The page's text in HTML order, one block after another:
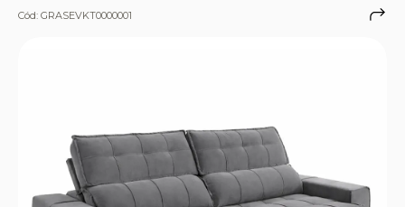
Cód: GRASEVKT0000001
3º
sofá retrátil
sevilha
º prisma